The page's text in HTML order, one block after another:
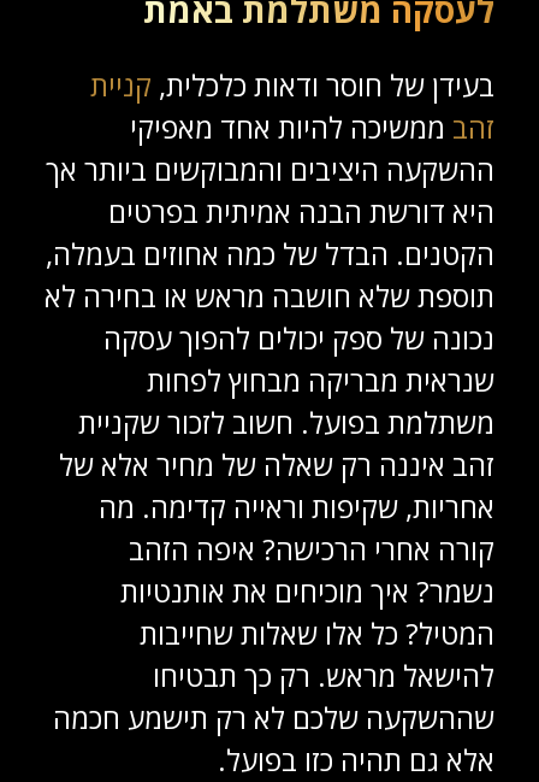
לעסקה משתלמת באמת
בעידן של חוסר ודאות כלכלית, קניית
זהב ממשיכה להיות אחד מאפיקי
ההשקעה היציבים והמבוקשים ביותר אך
היא דורשת הבנה אמיתית בפרטים
הקטנים. הבדל של כמה אחוזים בעמלה,
תוספת שלא חושבה מראש או בחירה לא
נכונה של ספק יכולים להפוך עסקה
שנראית מבריקה מבחוץ לפחות
משתלמת בפועל. חשוב לזכור שקניית
זהב איננה רק שאלה של מחיר אלא של
אחריות, שקיפות וראייה קדימה. מה
קורה אחרי הרכישה? איפה הזהב
נשמר? איך מוכיחים את אותנטיות
המטיל? כל אלו שאלות שחייבות
להישאל מראש. רק כך תבטיחו
שההשקעה שלכם לא רק תישמע חכמה
אלא גם תהיה כזו בפועל.